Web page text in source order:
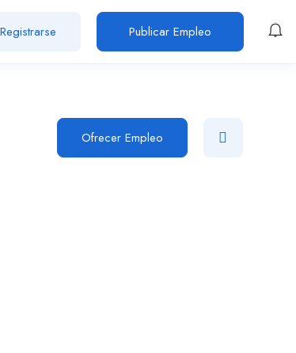
Registrarse Publicar Empleo
Ofrecer Empleo